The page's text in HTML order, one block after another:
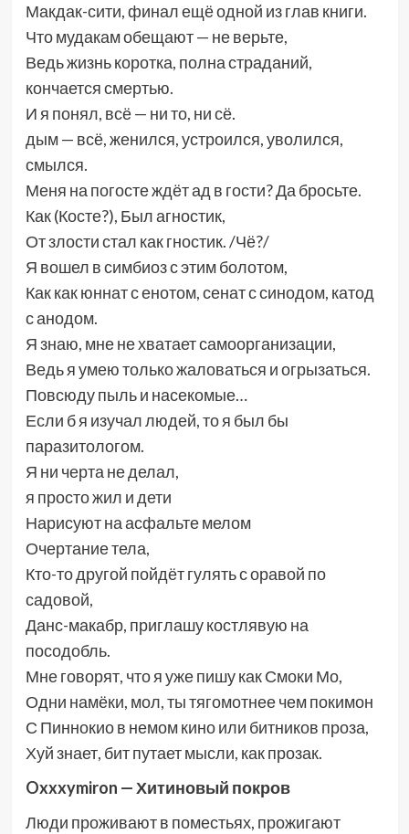
Макдак-сити, финал ещё одной из глав книги.
Что мудакам обещают — не верьте,
Ведь жизнь коротка, полна страданий,
кончается смертью.
И я понял, всё — ни то, ни сё.
дым — всё, женился, устроился, уволился,
смылся.
Меня на погосте ждёт ад в гости? Да бросьте.
Как (Косте?), Был агностик,
От злости стал как гностик. /Чё?/
Я вошел в симбиоз с этим болотом,
Как как юннат с енотом, сенат с синодом, катод
с анодом.
Я знаю, мне не хватает самоорганизации,
Ведь я умею только жаловаться и огрызаться.
Повсюду пыль и насекомые…
Если б я изучал людей, то я был бы
паразитологом.
Я ни черта не делал,
я просто жил и дети
Нарисуют на асфальте мелом
Очертание тела,
Кто-то другой пойдёт гулять с оравой по
садовой,
Данс-макабр, приглашу костлявую на
посодобль.
Мне говорят, что я уже пишу как Смоки Мо,
Одни намёки, мол, ты тягомотнее чем покимон
С Пиннокио в немом кино или битников проза,
Хуй знает, бит путает мысли, как прозак.
Oxxxymiron — Хитиновый покров
Люди проживают в поместьях, прожигают